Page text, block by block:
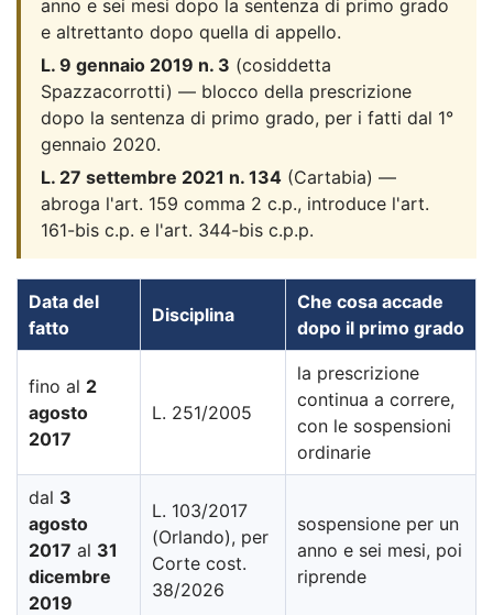
anno e sei mesi dopo la sentenza di primo grado
e altrettanto dopo quella di appello.
L. 9 gennaio 2019 n. 3 (cosiddetta
Spazzacorrotti) — blocco della prescrizione
dopo la sentenza di primo grado, per i fatti dal 1°
gennaio 2020.
L. 27 settembre 2021 n. 134 (Cartabia) —
abroga l'art. 159 comma 2 c.p., introduce l'art.
161-bis c.p. e l'art. 344-bis c.p.p.
Data del
fatto
Disciplina
Che cosa accade
dopo il primo grado
fino al 2
agosto
2017
L. 251/2005
la prescrizione
continua a correre,
con le sospensioni
ordinarie
dal 3
agosto
2017 al 31
dicembre
2019
L. 103/2017
(Orlando), per
Corte cost.
38/2026
sospensione per un
anno e sei mesi, poi
riprende